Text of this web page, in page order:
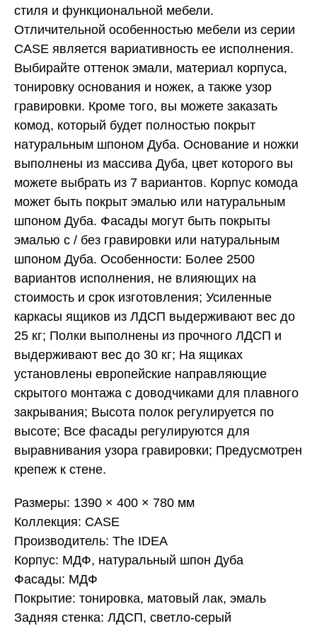
стиля и функциональной мебели.
Отличительной особенностью мебели из серии
CASE является вариативность ее исполнения.
Выбирайте оттенок эмали, материал корпуса,
тонировку основания и ножек, а также узор
гравировки. Кроме того, вы можете заказать
комод, который будет полностью покрыт
натуральным шпоном Дуба. Основание и ножки
выполнены из массива Дуба, цвет которого вы
можете выбрать из 7 вариантов. Корпус комода
может быть покрыт эмалью или натуральным
шпоном Дуба. Фасады могут быть покрыты
эмалью с / без гравировки или натуральным
шпоном Дуба. Особенности: Более 2500
вариантов исполнения, не влияющих на
стоимость и срок изготовления; Усиленные
каркасы ящиков из ЛДСП выдерживают вес до
25 кг; Полки выполнены из прочного ЛДСП и
выдерживают вес до 30 кг; На ящиках
установлены европейские направляющие
скрытого монтажа с доводчиками для плавного
закрывания; Высота полок регулируется по
высоте; Все фасады регулируются для
выравнивания узора гравировки; Предусмотрен
крепеж к стене.
Размеры: 1390 × 400 × 780 мм
Коллекция: CASE
Производитель: The IDEA
Корпус: МДФ, натуральный шпон Дуба
Фасады: МДФ
Покрытие: тонировка, матовый лак, эмаль
Задняя стенка: ЛДСП, светло-серый